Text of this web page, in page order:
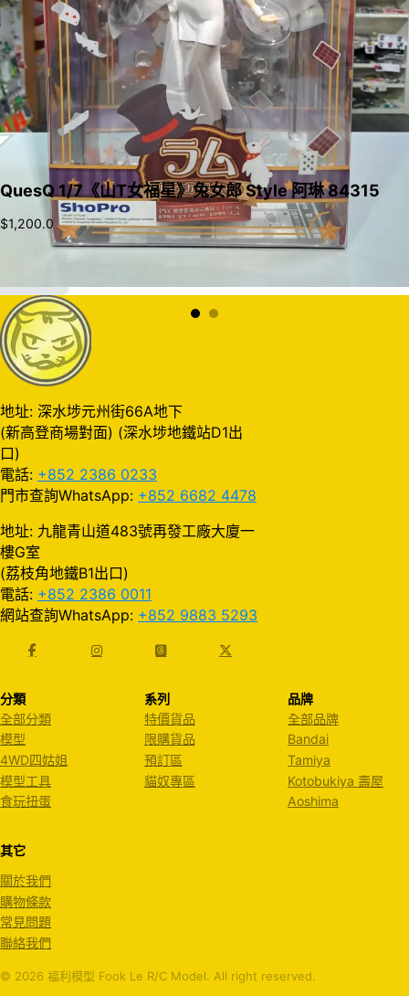
QuesQ 1/7《山T女福星》兔女郎 Style 阿琳 84315
$1,200.0
地址: 深水埗元州街66A地下
(新高登商場對面) (深水埗地鐵站D1出
口)
電話: +852 2386 0233
門市查詢WhatsApp: +852 6682 4478
地址: 九龍青山道483號再發工廠大廈一
樓G室
(荔枝角地鐵B1出口)
電話: +852 2386 0011
網站查詢WhatsApp: +852 9883 5293
分類
全部分類
模型
4WD四姑姐
模型工具
食玩扭蛋
系列
特價貨品
限購貨品
預訂區
貓奴專區
品牌
全部品牌
Bandai
Tamiya
Kotobukiya 壽屋
Aoshima
其它
關於我們
購物條款
常見問題
聯絡我們
© 2026 福利模型 Fook Le R/C Model. All right reserved.